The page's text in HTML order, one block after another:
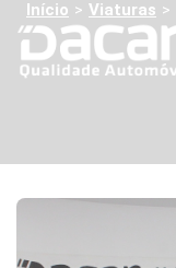
Início > Viaturas >